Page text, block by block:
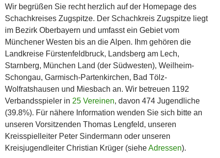
Wir begrüßen Sie recht herzlich auf der Homepage des
Schachkreises Zugspitze. Der Schachkreis Zugspitze liegt
im Bezirk Oberbayern und umfasst ein Gebiet vom
Münchener Westen bis an die Alpen. Ihm gehören die
Landkreise Fürstenfeldbruck, Landsberg am Lech,
Starnberg, München Land (der Südwesten), Weilheim-
Schongau, Garmisch-Partenkirchen, Bad Tölz-
Wolfratshausen und Miesbach an. Wir betreuen 1192
Verbandsspieler in 25 Vereinen, davon 474 Jugendliche
(39.8%). Für nähere Information wenden Sie sich bitte an
unseren Vorsitzenden Thomas Lengfeld, unseren
Kreisspielleiter Peter Sindermann oder unseren
Kreisjugendleiter Christian Krüger (sieheAdressen).